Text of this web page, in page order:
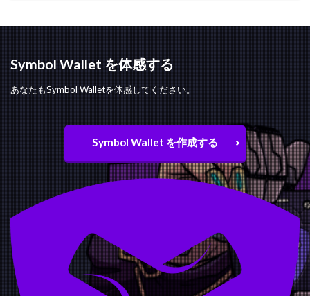
Symbol Wallet を体感する
あなたもSymbol Walletを体感してください。
Symbol Wallet を作成する